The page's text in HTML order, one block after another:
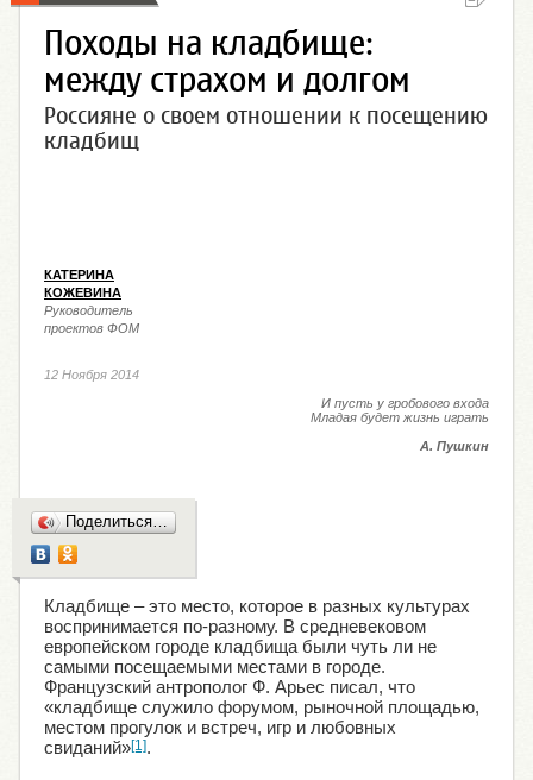
Походы на кладбище:
между страхом и долгом
Россияне о своем отношении к посещению
кладбищ
КАТЕРИНА
КОЖЕВИНА
Руководитель
проектов ФОМ
12 Ноября 2014
И пусть у гробового входа
Младая будет жизнь играть
А. Пушкин
Кладбище – это место, которое в разных культурах
воспринимается по-разному. В средневековом
европейском городе кладбища были чуть ли не
самыми посещаемыми местами в городе.
Французский антрополог Ф. Арьес писал, что
«кладбище служило форумом, рыночной площадью,
местом прогулок и встреч, игр и любовных
свиданий»[1].
Поделиться…